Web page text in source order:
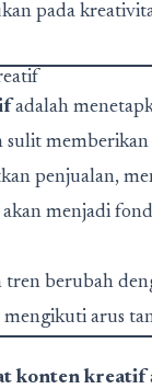
pada
adalah
sulit
penjualan,
menjadi
berubah
arus
konten kreatif